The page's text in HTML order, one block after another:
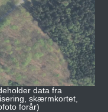
data fra
skærmkortet,
forår)